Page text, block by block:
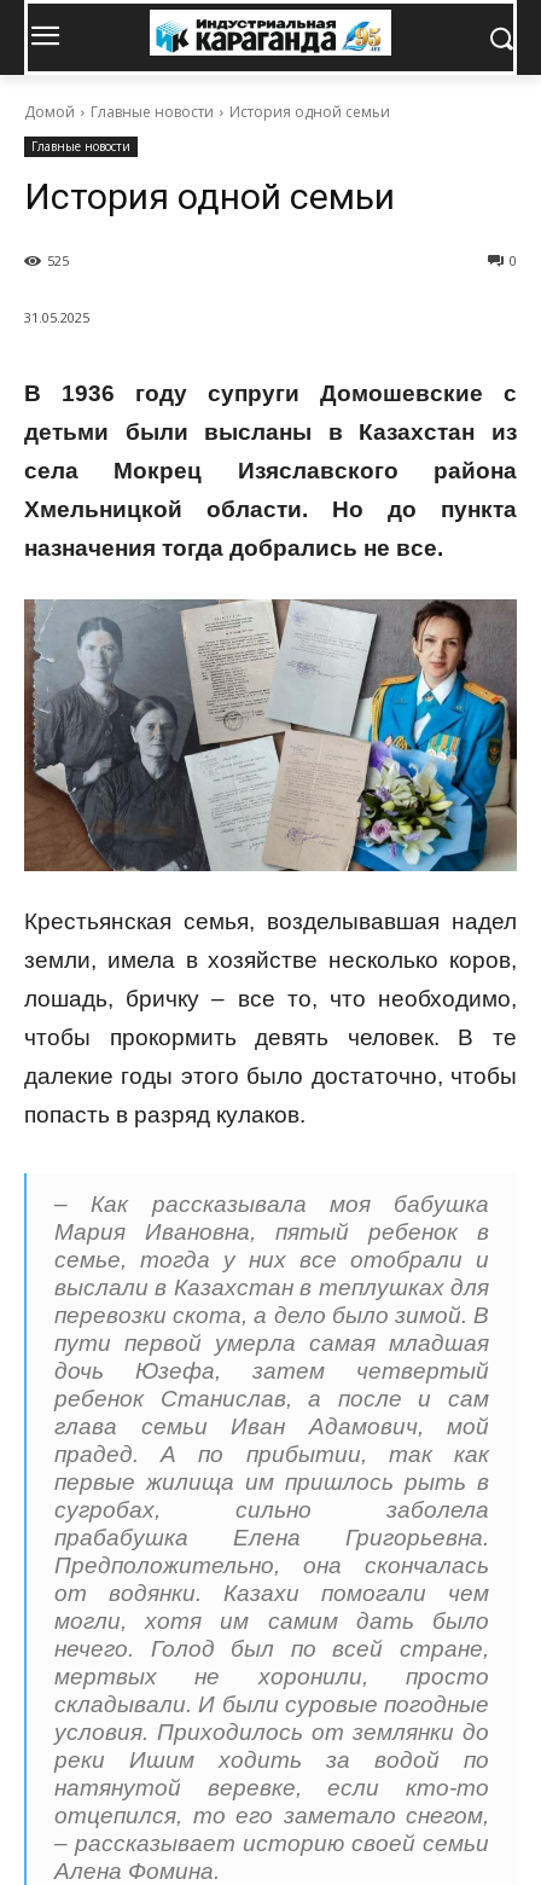
Домой Главные новости История одной семьи
Главные новости
История одной семьи
0
525
31.05.2025
В 1936 году супруги Домошевские с
детьми были высланы в Казахстан из
села Мокрец Изяславского района
Хмельницкой области. Но до пункта
назначения тогда добрались не все.
Крестьянская семья, возделывавшая надел
земли, имела в хозяйстве несколько коров,
лошадь, бричку – все то, что необходимо,
чтобы прокормить девять человек. В те
далекие годы этого было достаточно, чтобы
попасть в разряд кулаков.
– Как рассказывала моя бабушка
Мария Ивановна, пятый ребенок в
семье, тогда у них все отобрали и
выслали в Казахстан в теплушках для
перевозки скота, а дело было зимой. В
пути первой умерла самая младшая
дочь Юзефа, затем четвертый
ребенок Станислав, а после и сам
глава семьи Иван Адамович, мой
прадед. А по прибытии, так как
первые жилища им пришлось рыть в
сугробах, сильно заболела
прабабушка Елена Григорьевна.
Предположительно, она скончалась
от водянки. Казахи помогали чем
могли, хотя им самим дать было
нечего. Голод был по всей стране,
мертвых не хоронили, просто
складывали. И были суровые погодные
условия. Приходилось от землянки до
реки Ишим ходить за водой по
натянутой веревке, если кто-то
отцепился, то его заметало снегом,
– рассказывает историю своей семьи
Алена Фомина.